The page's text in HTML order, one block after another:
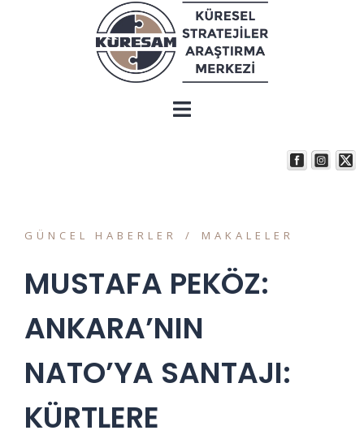
GÜNCEL HABERLER MAKALELER
MUSTAFA PEKÖZ:
ANKARA’NIN
NATO’YA SANTAJI:
KÜRTLERE